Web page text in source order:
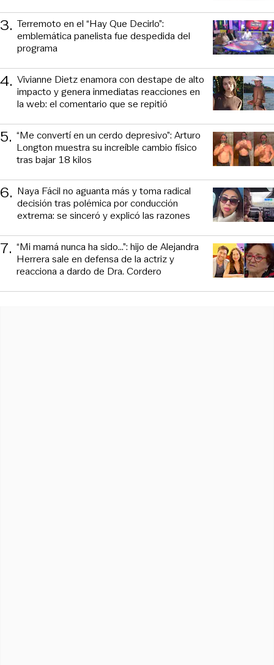
3. Terremoto en el “Hay Que Decirlo”:
emblemática panelista fue despedida del
programa
4. Vivianne Dietz enamora con destape de alto
impacto y genera inmediatas reacciones en
la web: el comentario que se repitió
5. “Me convertí en un cerdo depresivo”: Arturo
Longton muestra su increíble cambio físico
tras bajar 18 kilos
6. Naya Fácil no aguanta más y toma radical
decisión tras polémica por conducción
extrema: se sinceró y explicó las razones
7. “Mi mamá nunca ha sido...”: hijo de Alejandra
Herrera sale en defensa de la actriz y
reacciona a dardo de Dra. Cordero